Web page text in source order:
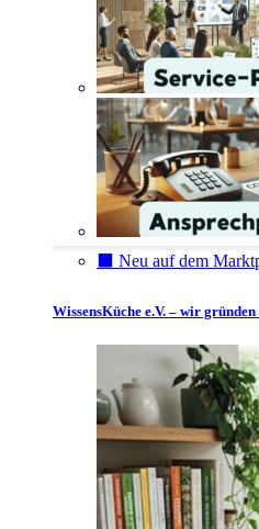
⬛️ Neu auf dem
WissensKüche e.V. – wir